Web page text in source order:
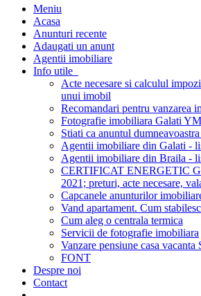
Meniu
Acasa
Anunturi recente
Adaugati un anunt
Agentii imobiliare
Info utile
Acte necesare si calculul
unui imobil
Recomandari pentru vanzarea
Fotografie imobiliara Galati
Stiati ca anuntul
Agentii imobiliare din Galati -
Agentii imobiliare din Braila -
CERTIFICAT ENERGETIC
2021; preturi, acte necesare,
Capcanele anunturilor
Vand apartament. Cum
Cum aleg o centrala termica
Servicii de fotografie imobiliara
Vanzare pensiune casa
FONT
Despre noi
Contact